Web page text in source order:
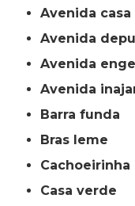
avenida
avenida
avenida
avenida
barra funda
bras leme
cachoeirinha
casa verde